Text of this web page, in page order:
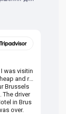
was visitin
and re
Brussels
driver
in Brus
over.